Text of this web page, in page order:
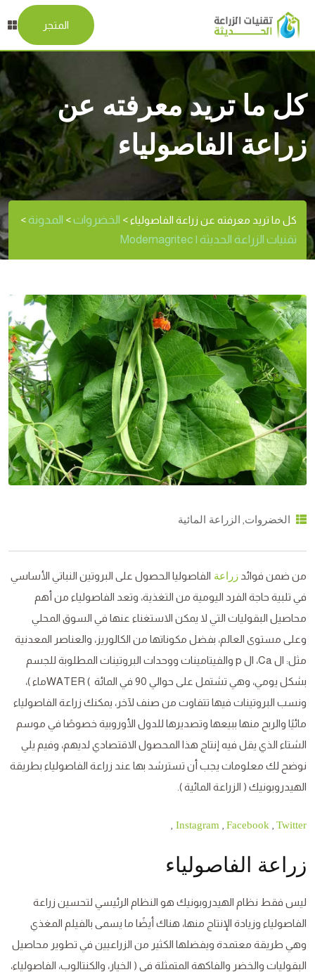
المتجر
كل ما تريد معرفته عن
زراعة الفاصولياء
كل ما تريد معرفته عن زراعة الفاصولياء> الخضروات> المدونة>
تقنيات الزراعة الحديثة | Modernagritec
الخضروات الزراعة المائية
من ضمن فوائد زراعة الفاصوليا الحصول على البروتين النباتي الأساسي
في تلبية حاجة الفرد اليومية من التغذية، وتعد الفاصولياء من أهم
محاصيل البقوليات التي لا يمكن الاستغناء عنها في السوق المحلي
وعلى مستوى العالم، بفضل مكوناتها من الكالوريز، والعناصر المعدنية
مثل: ال Ca، ال p والفيتامينات ووحدات البروتينات المطلوبة للجسم
بشكل يومي، وهي تشتمل على حوالي 90 في المائة ) WATERماء )،
ونسب البروتينات فيها تتفاوت من صنف لآخر، يمكنك زراعة الفاصولياء
مائيًا والربح منها ببيعها وتصديرها للدول الأوروبية خصوصًا في موسم
الشتاء الذي يقل فيه إنتاج هذا المحصول الاقتصادي لديهم، وفيم يلي
نوضح لك معلومات يجب أن تسترشد بها عند زراعة الفاصولياء بطريقة
الهيدروبونيك ( الزراعة المائية ).
Instagram Facebook Twitter
زراعة الفاصولياء
ليس فقط نظام الهيدروبونيك هو النظام الرئيسي لتحسين زراعة
الفاصولياء وزيادة الإنتاج منها، هناك أيضًا ما يسمى بالفيلم المغذي
وهي طريقة معتمدة ويفضلها الكثير من الزراعيين في تطوير محاصيل
البقوليات والخضر والفاكهة المتمثلة في ( الخيار، والكنتالوب، الفاصولياء،